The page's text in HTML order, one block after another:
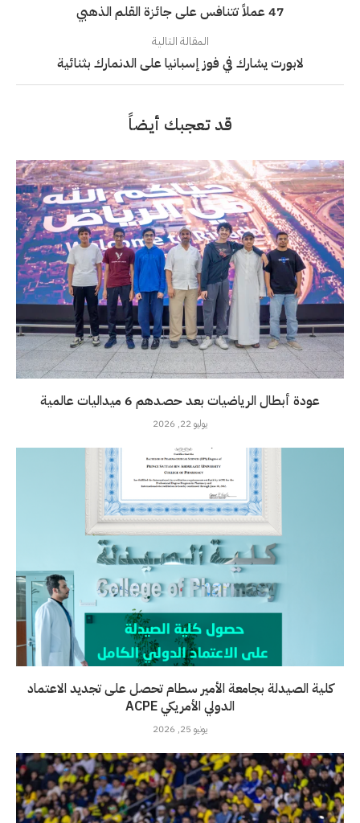
47 عملاً تتنافس على جائزة القلم الذهبي
المقالة التالية
لابورت يشارك في فوز إسبانيا على الدنمارك بثنائية
قد تعجبك أيضاً
عودة أبطال الرياضيات بعد حصدهم 6 ميداليات عالمية
يوليو 22, 2026
كلية الصيدلة بجامعة الأمير سطام تحصل على تجديد الاعتماد
الدولي الأمريكي ACPE
يونيو 25, 2026